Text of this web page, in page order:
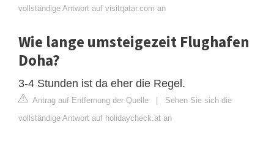
vollständige Antwort auf visitqatar.com an
Wie lange umsteigezeit Flughafen
Doha?
3-4 Stunden ist da eher die Regel.
Antrag auf Entfernung der Quelle
Sehen Sie sich die
vollständige Antwort auf holidaycheck.at an